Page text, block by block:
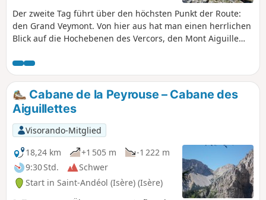
Der zweite Tag führt über den höchsten Punkt der Route:
den Grand Veymont. Von hier aus hat man einen herrlichen
Blick auf die Hochebenen des Vercors, den Mont Aiguille
Murmeltiere zu beobachten!
Cabane de la Peyrouse – Cabane des
Aiguillettes
Visorando-Mitglied
18,24 km
+1 505 m
-1 222 m
9:30 Std.
Schwer
Start in Saint-Andéol (Isère) (Isère)